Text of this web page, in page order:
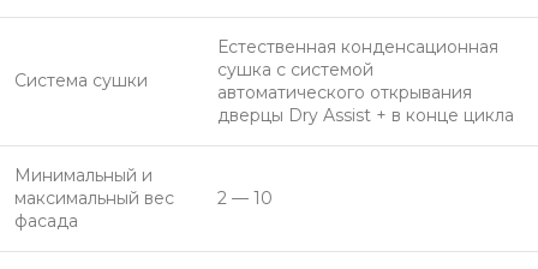
Система сушки
Естественная конденсационная
сушка с системой
автоматического открывания
дверцы Dry Assist + в конце цикла
Минимальный и
максимальный вес
фасада
2 — 10